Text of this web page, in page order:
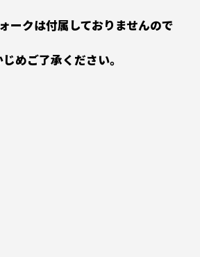
ークは付属しておりませんので
めご了承ください。